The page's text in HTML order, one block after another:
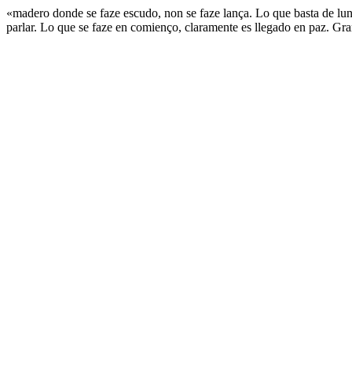
«madero donde se faze escudo, non se faze lança. Lo que basta de
parlar. Lo que se faze en comienço, claramente es llegado en paz.